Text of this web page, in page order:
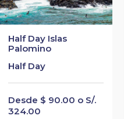
Half Day Islas
Palomino
Half Day
Desde $ 90.00 o S/.
324.00